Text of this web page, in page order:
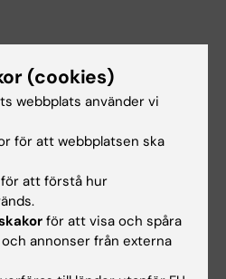
ditt kursmaterial i ett kursrum i
för dig som är lärare eller
vill komma igång med att
välstrukturerade kursrum.
(cookies)
webbplats använder vi
för att webbplatsen ska
för att förstå hur
för att visa och spåra
annonser från externa